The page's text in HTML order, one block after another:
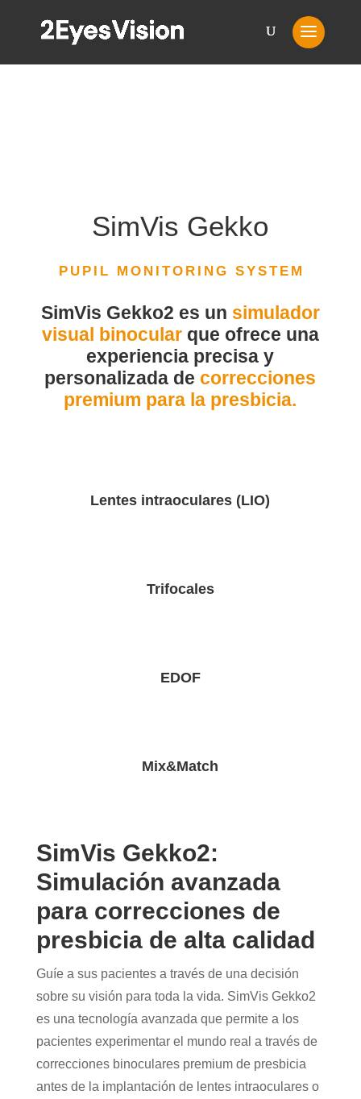
SimVis Gekko
PUPIL MONITORING SYSTEM
SimVis Gekko2 es un simulador
visual binocularque ofrece una
experiencia precisa y
personalizada de correcciones
premium para la presbicia.
Lentes intraoculares (LIO)
Trifocales
EDOF
Mix&Match
SimVis Gekko2:
Simulación avanzada
para correcciones de
presbicia de alta calidad
Guíe a sus pacientes a través de una decisión
sobre su visión para toda la vida. SimVis Gekko2
es una tecnología avanzada que permite a los
pacientes experimentar el mundo real a través de
correcciones binoculares premium de presbicia
antes de la implantación de lentes intraoculares o